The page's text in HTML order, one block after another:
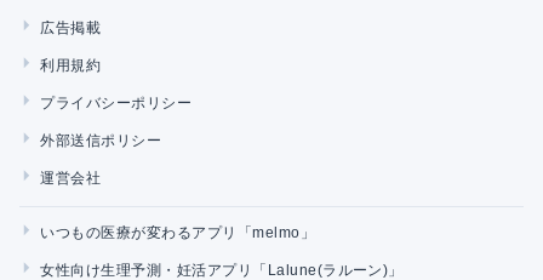
広告掲載
利用規約
プライバシーポリシー
外部送信ポリシー
運営会社
いつもの医療が変わるアプリ「melmo」
女性向け生理予測・妊活アプリ「Lalune(ラルーン)」